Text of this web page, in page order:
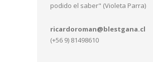
podido el saber" (Violeta Parra)
ricardoroman@blestgana.cl
(+56 9) 81498610